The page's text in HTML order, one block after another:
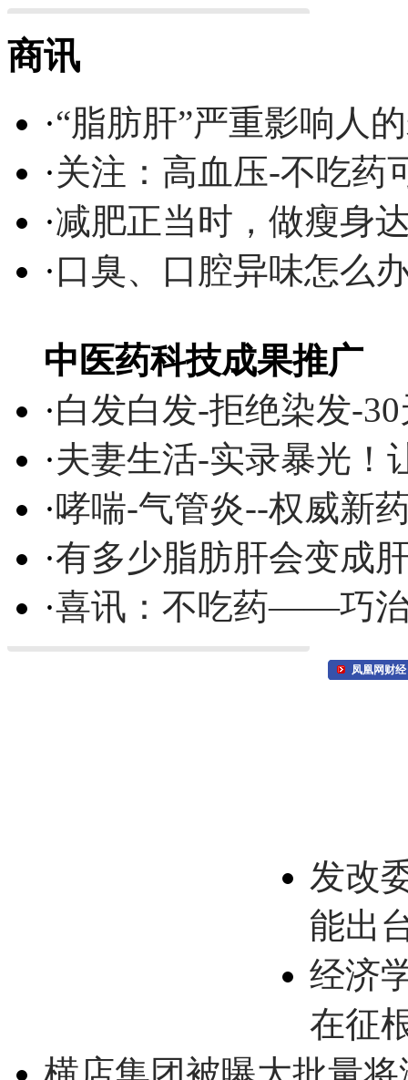
商讯
·“脂肪肝”严重影响人
·关注：高血压-不吃药
·减肥正当时，做瘦身
·口臭、口腔异味怎么
中医药科技成果推广
·白发白发-拒绝染发-
·夫妻生活-实录暴光！
·哮喘-气管炎--权威新
·有多少脂肪肝会变成
·喜讯：不吃药——巧
凤凰网财经
发改
能出
经济
在征